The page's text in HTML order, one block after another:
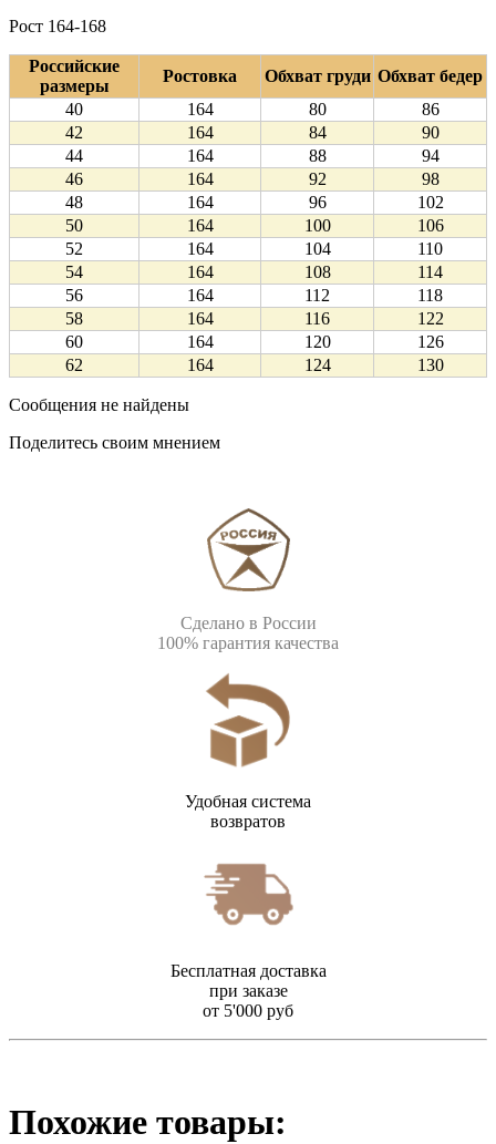
Рост 164-168
Российские
размеры
Ростовка Обхват груди Обхват бедер
40
164 80
86
42
164 84
90
44
164 88
94
46
164 92
98
48
164 96
102
50
164 100
106
52
164 104
110
54
164 108
114
56
164 112
118
58
164 116
122
60
164 120
126
62
164 124 130
Сообщения не найдены
Поделитесь своим мнением
Сделано в России
100% гарантия качества
Удобная система
возвратов
Бесплатная доставка
при заказе
от 5'000 руб
Похожие товары: